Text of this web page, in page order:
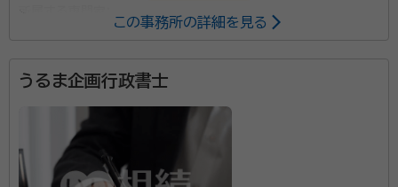
続対策のサポート、死後の相続手続き代行をしておりま
す。 事務所での面談も可能ですので、お気軽にご相談く
ださい。
この事務所の詳細を見る
うるま企画行政書士